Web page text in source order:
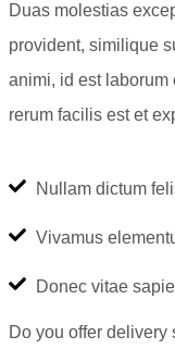
Duas molestias
provident, similique
animi, id est laborum
rerum facilis est et
Nullam dictum
Vivamus
Donec vitae
Do you offer delivery